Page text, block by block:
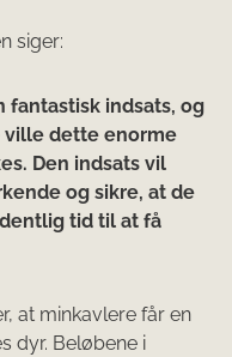
siger:
fantastisk indsats, og
ville dette enorme
Den indsats vil
og sikre, at de
tid til at få
at minkavlere får en
dyr. Beløbene i